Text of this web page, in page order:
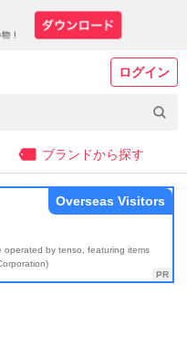
ログイン
ブランドから探す
operated by tenso, featuring items
Overseas Visitors